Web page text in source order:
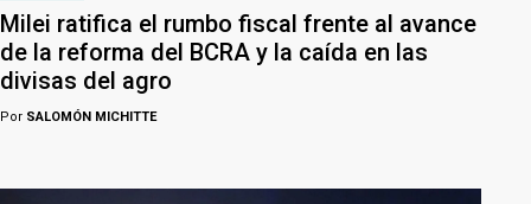
Milei ratifica el rumbo fiscal frente al avance
de la reforma del BCRA y la caída en las
divisas del agro
Por SALOMÓN MICHITTE